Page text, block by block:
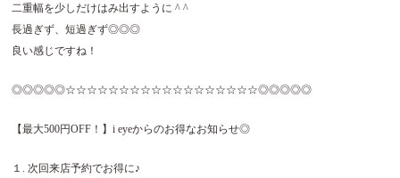
二重幅を少しだけはみ出すように ^ ^
長過ぎず、短過ぎず◎◎◎
良い感じですね！
◎◎◎◎◎☆☆☆☆☆☆☆☆☆☆☆☆☆☆☆☆☆☆◎◎◎◎◎
【最大500円OFF！】i eyeからのお得なお知らせ◎
１. 次回来店予約でお得に♪